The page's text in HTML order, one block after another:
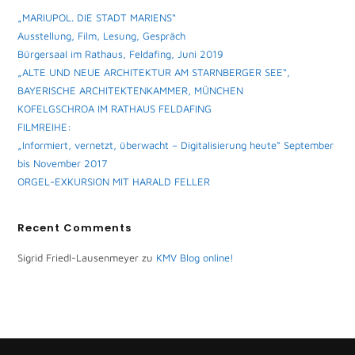
„MARIUPOL. DIE STADT MARIENS“
Ausstellung, Film, Lesung, Gespräch
Bürgersaal im Rathaus, Feldafing, Juni 2019
„ALTE UND NEUE ARCHITEKTUR AM STARNBERGER SEE“,
BAYERISCHE ARCHITEKTENKAMMER, MÜNCHEN
KOFELGSCHROA IM RATHAUS FELDAFING
FILMREIHE:
„Informiert, vernetzt, überwacht – Digitalisierung heute“ September
bis November 2017
ORGEL-EXKURSION MIT HARALD FELLER
Recent Comments
Sigrid Friedl-Lausenmeyer zu KMV Blog online!